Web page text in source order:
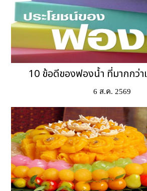
10 ข้อดีของฟองน้ำ ที่มากกว่า
6 ส.ค. 2569